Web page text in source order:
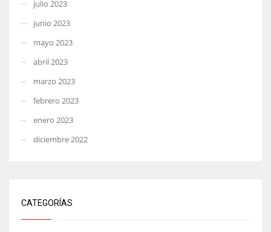
julio 2023
junio 2023
mayo 2023
abril 2023
marzo 2023
febrero 2023
enero 2023
diciembre 2022
CATEGORÍAS